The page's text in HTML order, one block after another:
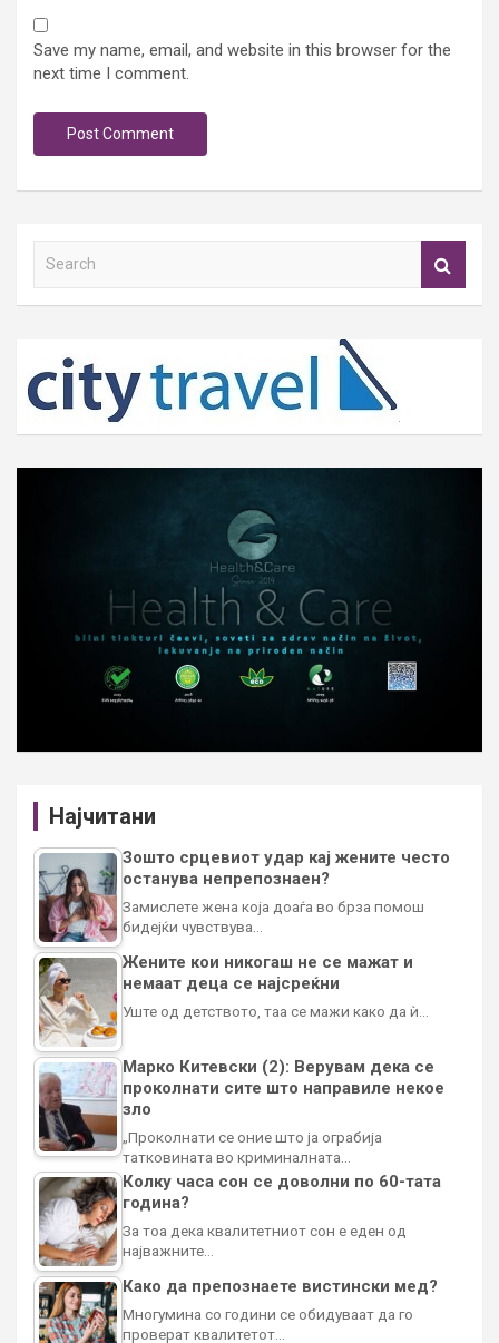
Save my name, email, and website in this browser for the
next time I comment.
h
Најчитани
Зошто срцевиот удар кај жените често
останува непрепознаен?
Замислете жена која доаѓа во брза помош
бидејќи чувствува…
Жените кои никогаш не се мажат и
немаат деца се најсреќни
Уште од детството, таа се мажи како да ѝ…
Марко Китевски (2): Верувам дека се
проколнати сите што направиле некое
зло
„Проколнати се оние што ја ограбија
татковината во криминалната…
Колку часа сон се доволни по 60-тата
година?
За тоа дека квалитетниот сон е еден од
најважните…
Како да препознаете вистински мед?
Многумина со години се обидуваат да го
проверат квалитетот…